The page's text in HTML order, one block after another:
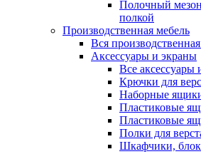
Полочный
полкой
Производственная мебель
Вся
Аксессуары и экраны
Все аксессуары
Крючки для
Наборные
Пластиковые
Пластиковые
Полки для
Шкафчики,